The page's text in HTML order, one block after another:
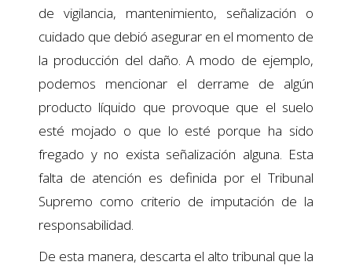
de vigilancia, mantenimiento, señalización o
cuidado que debió asegurar en el momento de
la producción del daño. A modo de ejemplo,
podemos mencionar el derrame de algún
producto líquido que provoque que el suelo
esté mojado o que lo esté porque ha sido
fregado y no exista señalización alguna. Esta
falta de atención es definida por el Tribunal
Supremo como criterio de imputación de la
responsabilidad.
De esta manera, descarta el alto tribunal que la